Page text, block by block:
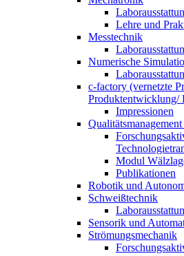
Lehre und
Messtechnik
Numerische
c-factory (vernetzte
Produktentwicklung/
Impressionen
Modul
Publikationen
Robotik und
Schweißtechnik
Sensorik und
Strömungsmechanik